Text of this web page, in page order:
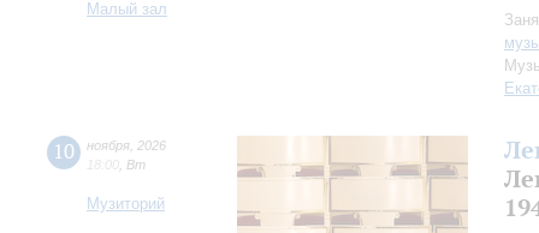
Малый зал
10 ноября 2026
18:00 Вт
Музиторий